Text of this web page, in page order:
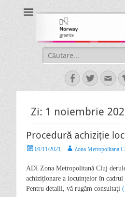
Asociaţia de Dezvoltare
Zi: 1 noiembrie
Procedură achiziție
01/11/2021 Zona Metropolitana
ADI Zona Metropolitană Cluj
achiziționare a locuințelor în
Pentru detalii, vă rugăm consultați